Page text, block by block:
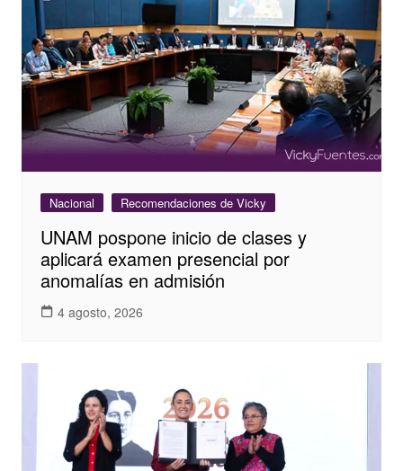
Nacional Recomendaciones de Vicky
UNAM pospone inicio de clases y
aplicará examen presencial por
anomalías en admisión
4 agosto, 2026